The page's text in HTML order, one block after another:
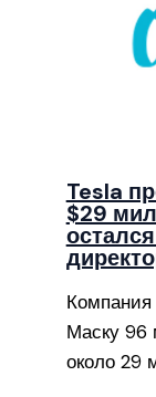
Tesla
$29
Маску 96
около 29